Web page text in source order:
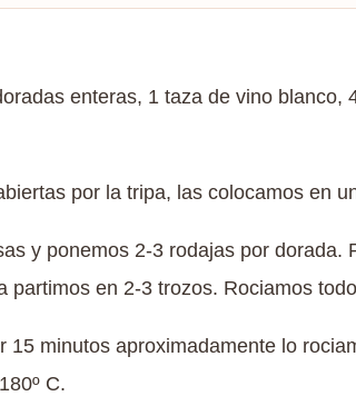
enteras, 1 taza de vino blanco,
por la tripa, las colocamos en
y ponemos 2-3 rodajas por dorada.
partimos en 2-3 trozos. Rociamos
15 minutos aproximadamente lo
C.